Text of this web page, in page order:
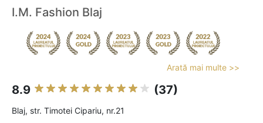
I.M. Fashion Blaj
Arată mai multe >>
8.9 (37)
Blaj, str. Timotei Cipariu, nr.21